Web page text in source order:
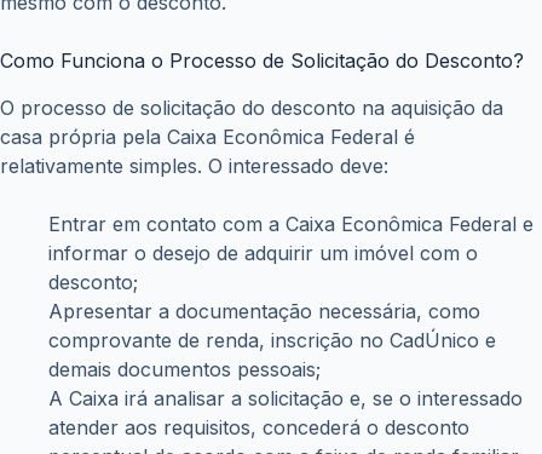
Como Funciona o Processo de Solicitação do Desconto?
O processo de solicitação do desconto na aquisição da
casa própria pela Caixa Econômica Federal é
relativamente simples. O interessado deve:
Entrar em contato com a Caixa Econômica Federal e
informar o desejo de adquirir um imóvel com o
desconto;
Apresentar a documentação necessária, como
comprovante de renda, inscrição no CadÚnico e
demais documentos pessoais;
A Caixa irá analisar a solicitação e, se o interessado
atender aos requisitos, concederá o desconto